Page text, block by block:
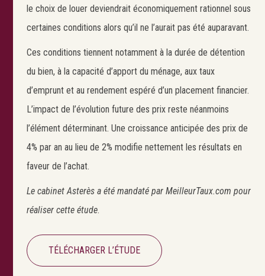
le choix de louer deviendrait économiquement rationnel sous
certaines conditions alors qu’il ne l’aurait pas été auparavant.
Ces conditions tiennent notamment à la durée de détention
du bien, à la capacité d’apport du ménage, aux taux
d’emprunt et au rendement espéré d’un placement financier.
L’impact de l’évolution future des prix reste néanmoins
l’élément déterminant. Une croissance anticipée des prix de
4% par an au lieu de 2% modifie nettement les résultats en
faveur de l’achat.
Le cabinet Asterès a été mandaté par MeilleurTaux.com pour
réaliser cette étude.
TÉLÉCHARGER L’ÉTUDE
Search
Rechercher